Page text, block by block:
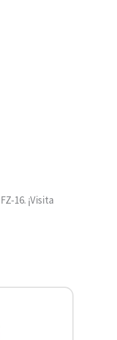
16. ¡Visita